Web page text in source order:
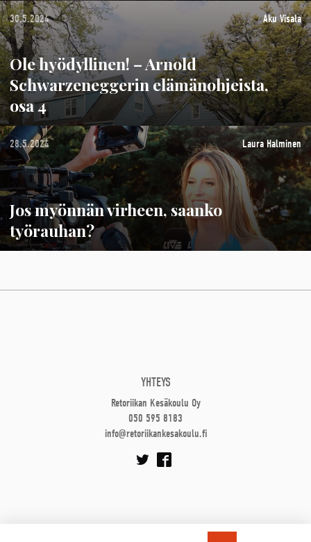
30.5.2024 Aku Visala
Ole hyödyllinen! – Arnold
Schwarzeneggerin elämänohjeista,
osa 4
28.5.2024 Laura Halminen
Jos myönnän virheen, saanko
työrauhan?
YHTEYS
Retoriikan Kesäkoulu Oy
050 595 8183
info@retoriikankesakoulu.fi